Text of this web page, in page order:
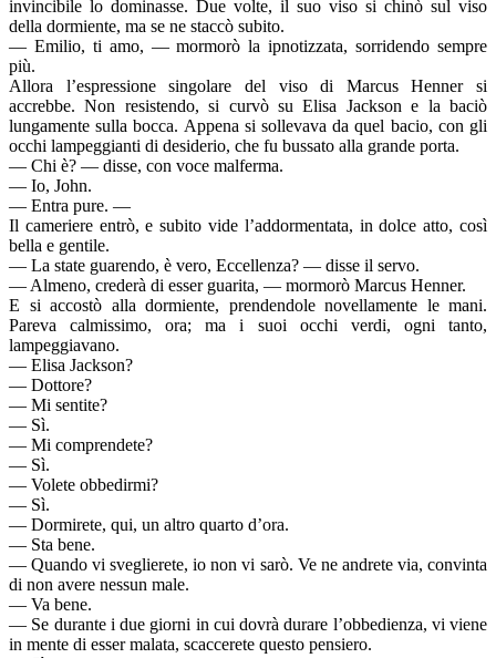
invincibile lo dominasse. Due volte, il suo viso si chinò sul viso
della dormiente, ma se ne staccò subito.
— Emilio, ti amo, — mormorò la ipnotizzata, sorridendo sempre
più.
Allora l’espressione singolare del viso di Marcus Henner si
accrebbe. Non resistendo, si curvò su Elisa Jackson e la baciò
lungamente sulla bocca. Appena si sollevava da quel bacio, con gli
occhi lampeggianti di desiderio, che fu bussato alla grande porta.
— Chi è? — disse, con voce malferma.
— Io, John.
— Entra pure. —
Il cameriere entrò, e subito vide l’addormentata, in dolce atto, così
bella e gentile.
— La state guarendo, è vero, Eccellenza? — disse il servo.
— Almeno, crederà di esser guarita, — mormorò Marcus Henner.
E si accostò alla dormiente, prendendole novellamente le mani.
Pareva calmissimo, ora; ma i suoi occhi verdi, ogni tanto,
lampeggiavano.
— Elisa Jackson?
— Dottore?
— Mi sentite?
— Sì.
— Mi comprendete?
— Sì.
— Volete obbedirmi?
— Sì.
— Dormirete, qui, un altro quarto d’ora.
— Sta bene.
— Quando vi sveglierete, io non vi sarò. Ve ne andrete via, convinta
di non avere nessun male.
— Va bene.
— Se durante i due giorni in cui dovrà durare l’obbedienza, vi viene
in mente di esser malata, scaccerete questo pensiero.